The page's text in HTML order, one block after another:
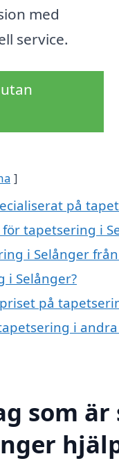
med
service.
på
tapetsering i
i Selånger
i Selånger?
på
i
som är